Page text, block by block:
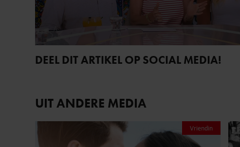
DEEL DIT ARTIKEL OP SOCIAL MEDIA!
UIT ANDERE MEDIA
Vriendin